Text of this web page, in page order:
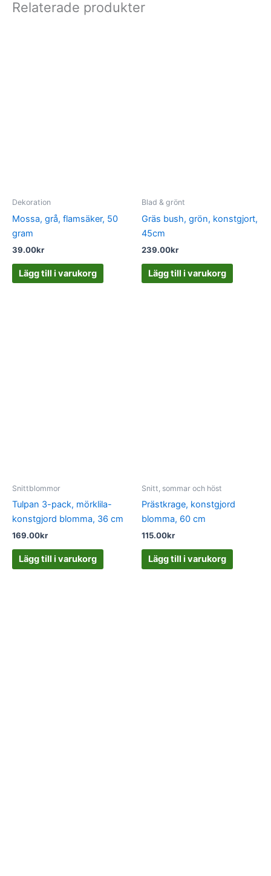
Relaterade produkter
Dekoration
Mossa, grå, flamsäker, 50
gram
39.00kr
Lägg till i varukorg
Blad & grönt
Gräs bush, grön, konstgjort,
45cm
239.00kr
Lägg till i varukorg
Snittblommor
Tulpan 3-pack, mörklila-
konstgjord blomma, 36 cm
169.00kr
Lägg till i varukorg
Snitt, sommar och höst
Prästkrage, konstgjord
blomma, 60 cm
115.00kr
Lägg till i varukorg